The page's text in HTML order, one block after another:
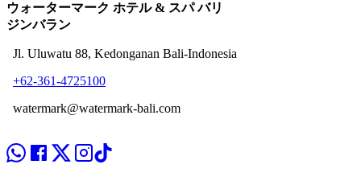
ウォーターマーク ホテル & スパ バリ
ジンバラン
Jl. Uluwatu 88, Kedonganan Bali-Indonesia
+62-361-4725100
watermark@watermark-bali.com